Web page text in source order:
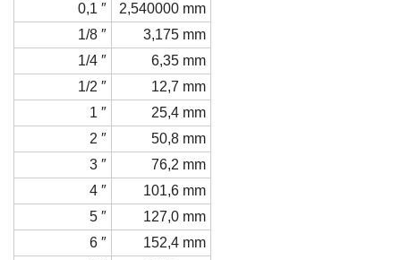
0,1 ″
2,540000 mm
1/8 ″
3,175 mm
1/4 ″
6,35 mm
1/2 ″
12,7 mm
1 ″
25,4 mm
2 ″
50,8 mm
3 ″
76,2 mm
4 ″
101,6 mm
5 ″
127,0 mm
6 ″
152,4 mm